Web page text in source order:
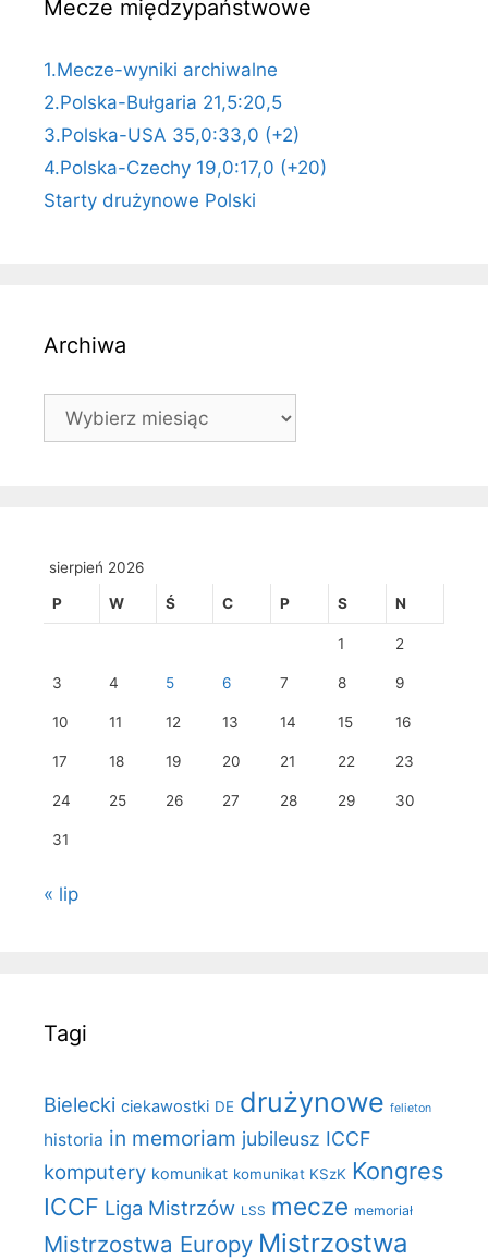
Mecze międzypaństwowe
1.Mecze-wyniki archiwalne
2.Polska-Bułgaria 21,5:20,5
3.Polska-USA 35,0:33,0 (+2)
4.Polska-Czechy 19,0:17,0 (+20)
Starty drużynowe Polski
Archiwa
Archiwa
sierpień 2026
P W Ś C P S N
1 2
3 4 5 6 7 8 9
10 11 12 13 14 15 16
17 18 19 20 21 22 23
24 25 26 27 28 29 30
31
« lip
Tagi
Bielecki ciekawostki DE drużynowe felieton
historia in memoriam jubileusz ICCF
komputery komunikat komunikat KSzK Kongres
ICCF Liga Mistrzów LSS mecze memoriał
Mistrzostwa Europy Mistrzostwa